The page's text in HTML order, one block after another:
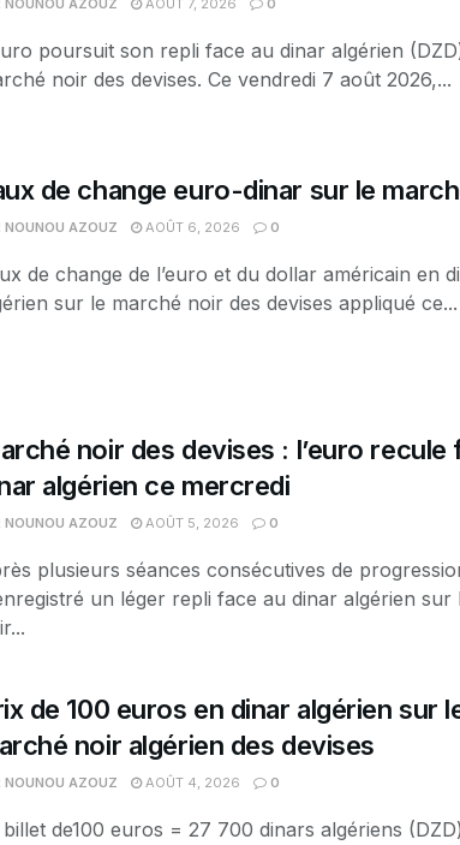
NOUNOU AZOUZ AOÛT 7, 2026 0
poursuit son repli face au dinar algérien
noir des devises. Ce vendredi 7 août 2026,...
de change euro-dinar sur le
NOUNOU AZOUZ AOÛT 6, 2026 0
de change de l’euro et du dollar américain en
sur le marché noir des devises appliqué ce...
noir des devises : l’euro recule
algérien ce mercredi
NOUNOU AZOUZ AOÛT 5, 2026 0
plusieurs séances consécutives de
un léger repli face au dinar algérien sur
de 100 euros en dinar algérien sur
noir algérien des devises
NOUNOU AZOUZ AOÛT 4, 2026 0
billet de100 euros = 27 700 dinars algériens